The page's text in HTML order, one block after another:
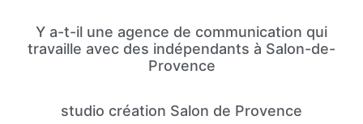
Y a-t-il une agence de communication qui
travaille avec des indépendants à Salon-de-
Provence
studio création Salon de Provence